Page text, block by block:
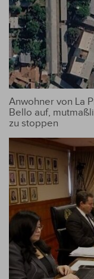
Anwohner von La
Bello auf,
zu stoppen